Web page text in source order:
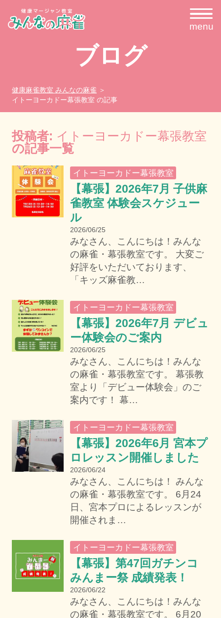
menu
ブログ
健康麻雀教室 みんなの麻雀
イトーヨーカドー幕張教室 の記事
投稿者: イトーヨーカドー幕張教室
の記事一覧
イトーヨーカドー幕張教室
【幕張】2026年7月 子供麻
雀教室 体験会スケジュー
ル
2026/06/25
みなさん、こんにちは！みんな
の麻雀・幕張教室です。 大変ご
好評をいただいております、
「キッズ麻雀教…
イトーヨーカドー幕張教室
【幕張】2026年7月 デビュ
ー体験会のご案内
2026/06/25
みなさん、こんにちは！みんな
の麻雀・幕張教室です。 幕張教
室より「デビュー体験会」のご
案内です！ 幕…
イトーヨーカドー幕張教室
【幕張】2026年6月 宮本プ
ロレッスン開催しました
2026/06/24
みなさん、こんにちは！ みんな
の麻雀・幕張教室です。 6月24
日、宮本プロによるレッスンが
開催されま…
イトーヨーカドー幕張教室
【幕張】第47回ガチンコ
みんまー祭 成績発表！
2026/06/22
みなさん、こんにちは！みんな
の麻雀・幕張教室です。 6月20